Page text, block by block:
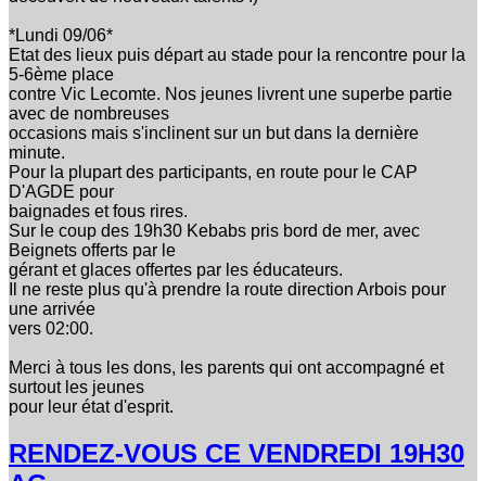
*Lundi 09/06*
Etat des lieux puis départ au stade pour la rencontre pour la
5-6ème place
contre Vic Lecomte. Nos jeunes livrent une superbe partie
avec de nombreuses
occasions mais s'inclinent sur un but dans la dernière
minute.
Pour la plupart des participants, en route pour le CAP
D'AGDE pour
baignades et fous rires.
Sur le coup des 19h30 Kebabs pris bord de mer, avec
Beignets offerts par le
gérant et glaces offertes par les éducateurs.
Il ne reste plus qu'à prendre la route direction Arbois pour
une arrivée
vers 02:00.
Merci à tous les dons, les parents qui ont accompagné et
surtout les jeunes
pour leur état d'esprit.
RENDEZ-VOUS CE VENDREDI 19H30